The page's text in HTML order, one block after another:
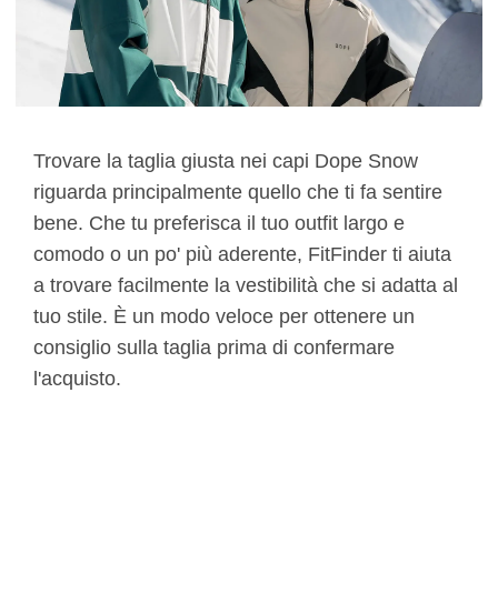
Trovare la taglia giusta nei capi Dope Snow
riguarda principalmente quello che ti fa sentire
bene. Che tu preferisca il tuo outfit largo e
comodo o un po' più aderente, FitFinder ti aiuta
a trovare facilmente la vestibilità che si adatta al
tuo stile. È un modo veloce per ottenere un
consiglio sulla taglia prima di confermare
l'acquisto.